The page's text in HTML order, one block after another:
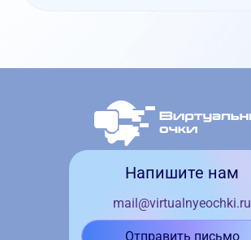
Напишите нам
mail@virtualnyeochki.ru
Отправить письмо